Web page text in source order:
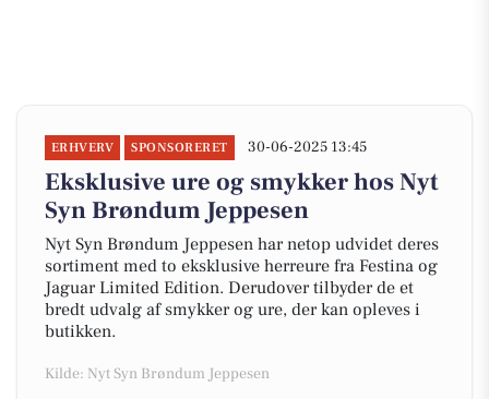
ERHVERV SPONSORERET 30-06-2025 13:45
Eksklusive ure og smykker hos Nyt
Syn Brøndum Jeppesen
Nyt Syn Brøndum Jeppesen har netop udvidet deres
sortiment med to eksklusive herreure fra Festina og
Jaguar Limited Edition. Derudover tilbyder de et
bredt udvalg af smykker og ure, der kan opleves i
butikken.
Kilde: Nyt Syn Brøndum Jeppesen